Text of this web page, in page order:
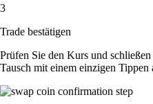
3
Trade bestätigen
Prüfen Sie den Kurs und
Tausch mit einem einzigen Tippen